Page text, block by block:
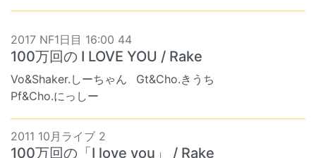
2017 NF1日目 16:00 44
100万回の I LOVE YOU / Rake
Vo&Shaker.しーちゃん
Gt&Cho.きうち
Pf&Cho.にっしー
2011 10月ライブ 2
100万回の「I love you」 / Rake